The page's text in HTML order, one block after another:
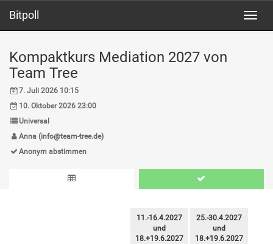
Bitpoll
Kompaktkurs Mediation 2027 von
Team Tree
7. Juli 2026 10:15
10. Oktober 2026 23:00
Universal
Anna (info@team-tree.de)
Anonym abstimmen
11.-16.4.2027
und
18.+19.6.2027
25.-30.4.2027
und
18.+19.6.2027